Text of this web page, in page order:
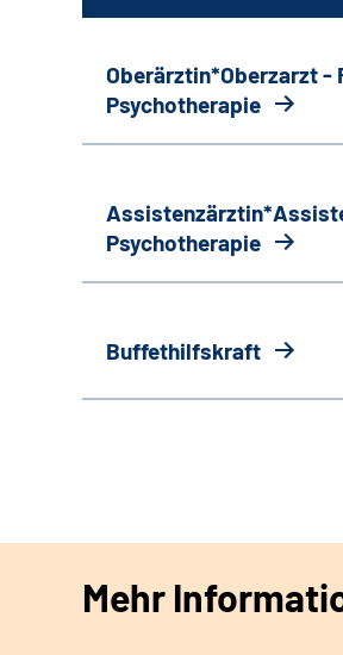
Oberärztin*Oberzarzt -
Psychotherapie
Psychotherapie
Buffethilfskraft
Mehr